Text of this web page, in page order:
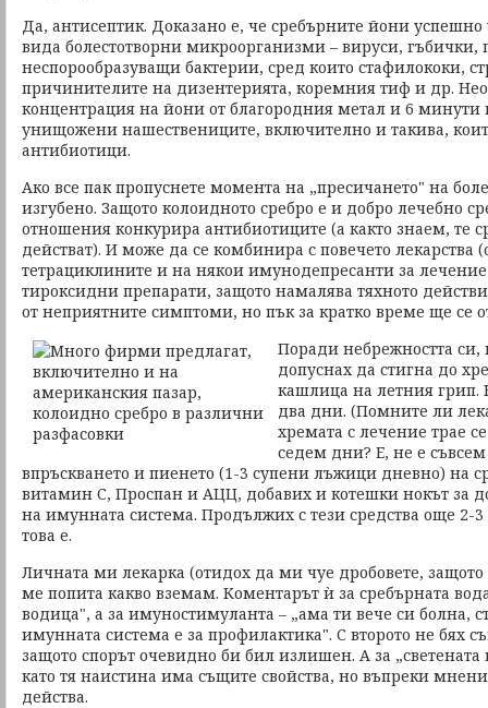
Да, антисептик. Доказано е, че сребърните йони
вида болестотворни микроорганизми – вируси, гъбички,
неспорообразуващи бактерии, сред които стафилококи,
причинителите на дизентерията, коремния тиф и др.
концентрация на йони от благородния метал и 6 минути
унищожени нашествениците, включително и такива,
антибиотици.
Ако все пак пропуснете момента на „пресичането" на
изгубено. Защото колоидното сребро е и добро лечебно
отношения конкурира антибиотиците (а както знаем, те
действат). И може да се комбинира с повечето лекарства
тетрациклините и на някои имунодепресанти за
тироксидни препарати, защото намалява тяхното
от неприятните симптоми, но пък за кратко време ще се
Поради небрежността
допуснах да стигна до
кашлица на летния грип.
два дни. (Помните ли
хремата с лечение трае
седем дни? Е, не е
впръскването и пиенето (1-3 супени лъжици дневно) на
витамин С, Проспан и АЦЦ, добавих и котешки нокът за
на имунната система. Продължих с тези средства още 2-
това е.
Личната ми лекарка (отидох да ми чуе дробовете,
ме попита какво вземам. Коментарът ѝ за сребърната
водица", а за имуностимуланта – „ама ти вече си болна,
имунната система е за профилактика". С второто не бях
защото спорът очевидно би бил излишен. А за „светената
като тя наистина има същите свойства, но въпреки
действа.